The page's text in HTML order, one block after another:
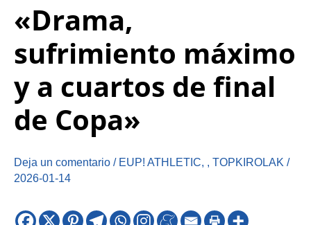
«Drama,
sufrimiento máximo
y a cuartos de final
de Copa»
Deja un comentario / EUP! ATHLETIC, , TOPKIROLAK /
2026-01-14